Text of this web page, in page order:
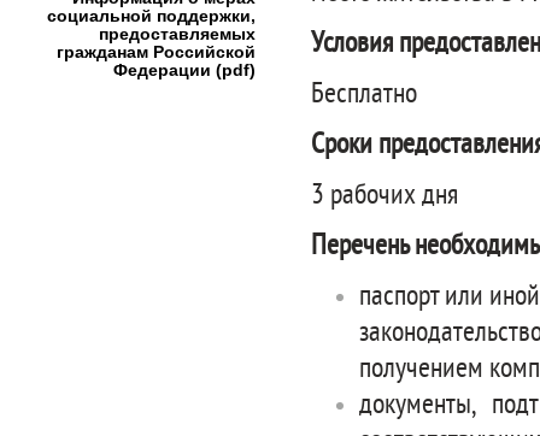
Условия
Бесплатно
Сроки
3 рабочих дня
Перечень
паспорт или
получением
документы,
социальной поддержки,
предоставляемых
гражданам Российской
Федерации (pdf)